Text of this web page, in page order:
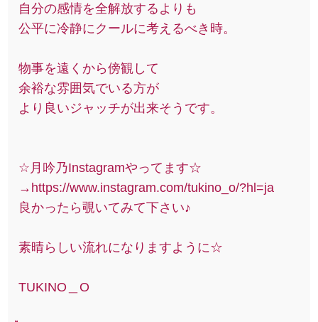
自分の感情を全解放するよりも
公平に冷静にクールに考えるべき時。
物事を遠くから傍観して
余裕な雰囲気でいる方が
より良いジャッチが出来そうです。
☆月吟乃Instagramやってます☆
→https://www.instagram.com/tukino_o/?hl=ja
良かったら覗いてみて下さい♪
素晴らしい流れになりますように☆
TUKINO＿O